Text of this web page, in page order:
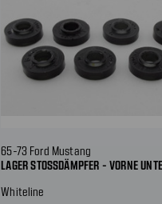
65-73 Ford Mustang
LAGER STOSSDÄMPFER - VORNE
Whiteline